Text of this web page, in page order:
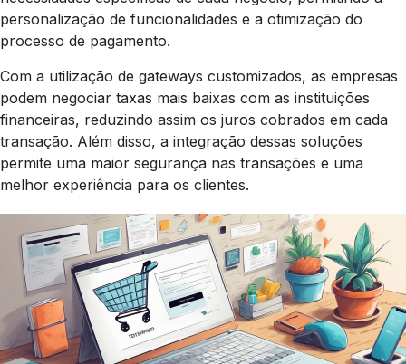
personalização de funcionalidades e a otimização do
processo de pagamento.
Com a utilização de gateways customizados, as empresas
podem negociar taxas mais baixas com as instituições
financeiras, reduzindo assim os juros cobrados em cada
transação. Além disso, a integração dessas soluções
permite uma maior segurança nas transações e uma
melhor experiência para os clientes.